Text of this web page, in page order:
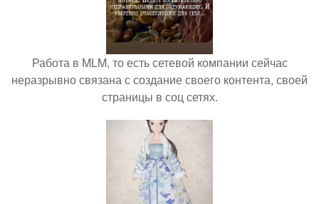
Работа в MLM, то есть сетевой компании сейчас
неразрывно связана с создание своего контента, своей
страницы в соц сетях.